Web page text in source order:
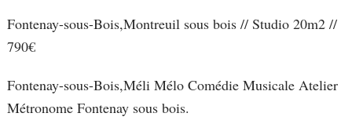
Fontenay-sous-Bois,Montreuil sous bois // Studio 20m2 //
790€
Fontenay-sous-Bois,Méli Mélo Comédie Musicale Atelier
Métronome Fontenay sous bois.